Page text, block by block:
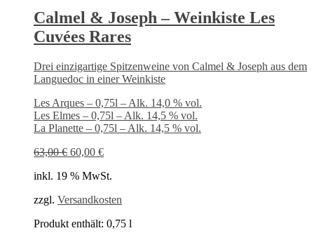
Calmel & Joseph – Weinkiste Les
Cuvées Rares
Drei einzigartige Spitzenweine von Calmel & Joseph aus dem
Languedoc in einer Weinkiste
Les Arques – 0,75l – Alk. 14,0 % vol.
Les Elmes – 0,75l – Alk. 14,5 % vol.
La Planette – 0,75l – Alk. 14,5 % vol.
63,00€ Ursprünglicher
war:
60,00 €Aktueller
ist:
inkl. 19 % MwSt.
zzgl. Versandkosten
Produkt enthält: 0,75 l